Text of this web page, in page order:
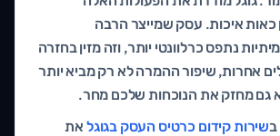
כאות איכות. עסק שמייצר הרבה
נתפס כרלוונטי יותר, וזה מזין בחזרה
אחרות, שיפור ההמרה לא רק מביא יותר
גם מחזק את הנוכחות שלכם מחר.
בשירות קידום כרטיס העסק בגוגל את